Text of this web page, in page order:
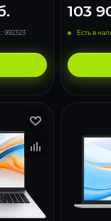
992323
103
Есть в